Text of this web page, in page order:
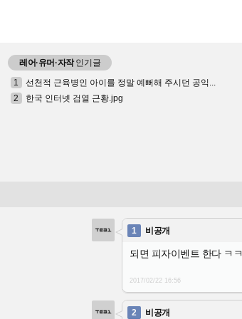
레어·유머·자작인기글
1
선천적 근육병인 아이를 정말 예뻐해 주시던 공익...
2 한국 인터넷 검열 근황.jpg
1 비공개
되면 피자이벤트 한다 ㅋㅋ
2017/02/22 16:56
2 비공개